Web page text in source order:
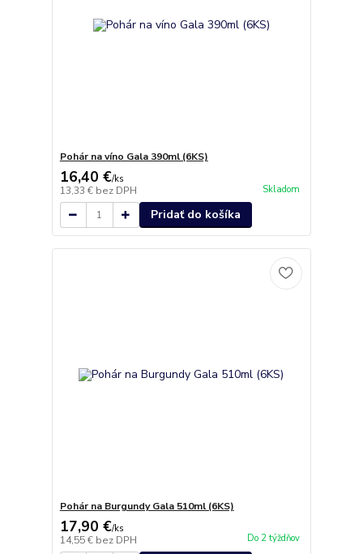
Pohár na víno Gala 390ml (6KS)
16,40 €/ks
13,33 € bez DPH Skladom
Pridať do košíka
Pohár na Burgundy Gala 510ml (6KS)
17,90 €/ks
14,55 € bez DPH Do 2 týždňov